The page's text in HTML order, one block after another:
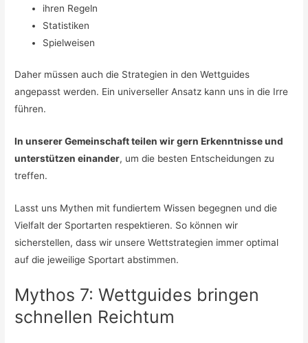
ihren Regeln
Statistiken
Spielweisen
Daher müssen auch die Strategien in den Wettguides
angepasst werden. Ein universeller Ansatz kann uns in die Irre
führen.
In unserer Gemeinschaft teilen wir gern Erkenntnisse und
unterstützen einander, um die besten Entscheidungen zu
treffen.
Lasst uns Mythen mit fundiertem Wissen begegnen und die
Vielfalt der Sportarten respektieren. So können wir
sicherstellen, dass wir unsere Wettstrategien immer optimal
auf die jeweilige Sportart abstimmen.
Mythos 7: Wettguides bringen
schnellen Reichtum